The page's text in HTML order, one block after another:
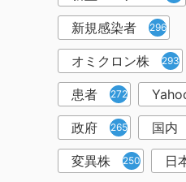
新規感染者 296
オミクロン株 293
患者 272
政府 265 国内
変異株 250 日